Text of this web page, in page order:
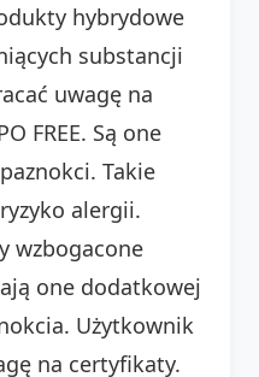
hybrydowe
substancji
uwagę na
FREE. Są one
Takie
alergii.
wzbogacone
one dodatkowej
Użytkownik
na certyfikaty.